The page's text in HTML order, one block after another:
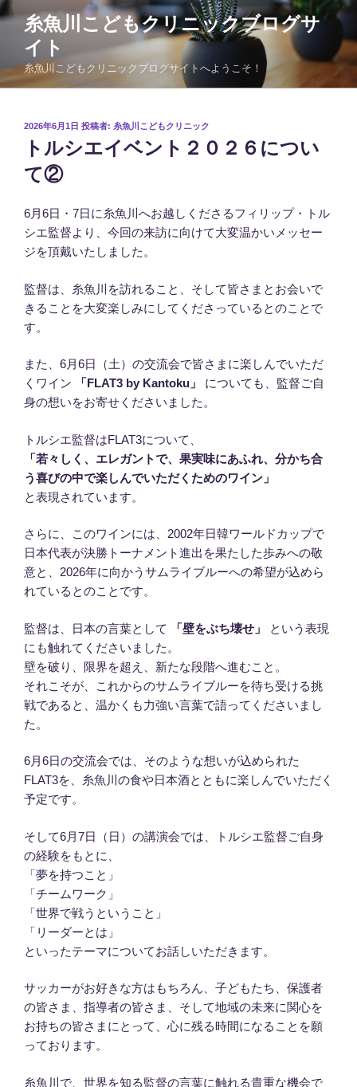
コ
ン
ツ
糸魚川こどもクリニックブログサ
イト
糸魚川こどもクリニックブログサイトへようこそ！
投
稿
2026年6月1日 投稿者: 糸魚川こどもクリニック
トルシエイベント２０２６につい
て②
6月6日・7日に糸魚川へお越しくださるフィリップ・トル
シエ監督より、今回の来訪に向けて大変温かいメッセー
ジを頂戴いたしました。
監督は、糸魚川を訪れること、そして皆さまとお会いで
きることを大変楽しみにしてくださっているとのことで
す。
また、6月6日（土）の交流会で皆さまに楽しんでいただ
くワイン
「FLAT3 by Kantoku」
についても、監督ご自
身の想いをお寄せくださいました。
トルシエ監督はFLAT3について、
「若々しく、エレガントで、果実味にあふれ、分かち合
う喜びの中で楽しんでいただくためのワイン」
と表現されています。
さらに、このワインには、2002年日韓ワールドカップで
日本代表が決勝トーナメント進出を果たした歩みへの敬
意と、2026年に向かうサムライブルーへの希望が込めら
れているとのことです。
監督は、日本の言葉として 「壁をぶち壊せ」
という表現
にも触れてくださいました。
壁を破り、限界を超え、新たな段階へ進むこと。
それこそが、これからのサムライブルーを待ち受ける挑
戦であると、温かくも力強い言葉で語ってくださいまし
た。
6月6日の交流会では、そのような想いが込められた
FLAT3を、糸魚川の食や日本酒とともに楽しんでいただく
予定です。
そして6月7日（日）の講演会では、トルシエ監督ご自身
の経験をもとに、
「夢を持つこと」
「チームワーク」
「世界で戦うということ」
「リーダーとは」
といったテーマについてお話しいただきます。
サッカーがお好きな方はもちろん、子どもたち、保護者
の皆さま、指導者の皆さま、そして地域の未来に関心を
お持ちの皆さまにとって、心に残る時間になることを願
っております。
糸魚川で、世界を知る監督の言葉に触れる貴重な機会で